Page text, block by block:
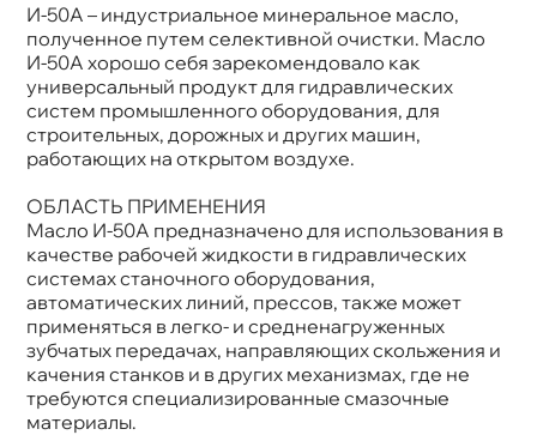
И-50А – индустриальное минеральное масло,
полученное путем селективной очистки. Масло
И-50А хорошо себя зарекомендовало как
универсальный продукт для гидравлических
систем промышленного оборудования, для
строительных, дорожных и других машин,
работающих на открытом воздухе.
ОБЛАСТЬ ПРИМЕНЕНИЯ
Масло И-50А предназначено для использования
качестве рабочей жидкости в гидравлических
системах станочного оборудования,
автоматических линий, прессов, также может
применяться в легко- и средненагруженных
зубчатых передачах, направляющих скольжения и
качения станков и в других механизмах, где не
требуются специализированные смазочные
материалы.
Бренд
Лукойл
Объем
20л
Артикул
3350564/3596403
Применение
Гидравлика